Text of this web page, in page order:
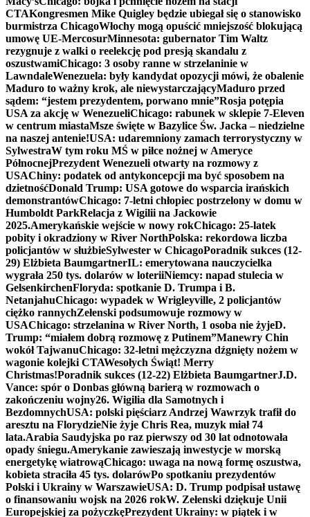
CTAKongresmen Mike Quigley będzie ubiegał się o stanowisko
burmistrza ChicagoWłochy mogą opuścić mniejszość blokującą
umowę UE-MercosurMinnesota: gubernator Tim Waltz
rezygnuje z walki o reelekcję pod presją skandalu z
oszustwamiChicago: 3 osoby ranne w strzelaninie w
LawndaleWenezuela: były kandydat opozycji mówi, że obalenie
Maduro to ważny krok, ale niewystarczającyMaduro przed
sądem: “jestem prezydentem, porwano mnie”Rosja potępia
USA za akcję w WenezueliChicago: rabunek w sklepie 7-Eleven
w centrum miastaMsze święte w Bazylice Św. Jacka – niedzielne
na naszej antenie!USA: udaremniony zamach terrorystyczny w
SylwestraW tym roku MŚ w piłce nożnej w Ameryce
PółnocnejPrezydent Wenezueli otwarty na rozmowy z
USAChiny: podatek od antykoncepcji ma być sposobem na
dzietnośćDonald Trump: USA gotowe do wsparcia irańskich
demonstrantówChicago: 7-letni chłopiec postrzelony w domu w
Humboldt ParkRelacja z Wigilii na Jackowie
2025.Amerykańskie wejście w nowy rokChicago: 25-latek
pobity i okradziony w River NorthPolska: rekordowa liczba
policjantów w służbieSylwester w ChicagoPoradnik sukces (12-
29) Elżbieta BaumgartnerIL: emerytowana nauczycielka
wygrała 250 tys. dolarów w loteriiNiemcy: napad stulecia w
GelsenkirchenFloryda: spotkanie D. Trumpa i B.
NetanjahuChicago: wypadek w Wrigleyville, 2 policjantów
ciężko rannychZełenski podsumowuje rozmowy w
USAChicago: strzelanina w River North, 1 osoba nie żyjeD.
Trump: “miałem dobrą rozmowę z Putinem”Manewry Chin
wokół TajwanuChicago: 32-letni mężczyzna dźgnięty nożem w
wagonie kolejki CTAWesołych Świąt! Merry
Christmas!Poradnik sukces (12-22) Elżbieta BaumgartnerJ.D.
Vance: spór o Donbas główną barierą w rozmowach o
zakończeniu wojny26. Wigilia dla Samotnych i
BezdomnychUSA: polski pięściarz Andrzej Wawrzyk trafił do
aresztu na FlorydzieNie żyje Chris Rea, muzyk miał 74
lata.Arabia Saudyjska po raz pierwszy od 30 lat odnotowała
opady śniegu.Amerykanie zawieszają inwestycje w morską
energetykę wiatrowąChicago: uwaga na nową formę oszustwa,
kobieta straciła 45 tys. dolarówPo spotkaniu prezydentów
Polski i Ukrainy w WarszawieUSA: D. Trump podpisał ustawę
o finansowaniu wojsk na 2026 rokW. Zełenski dziękuje Unii
Europejskiej za pożyczkęPrezydent Ukrainy: w piątek i w